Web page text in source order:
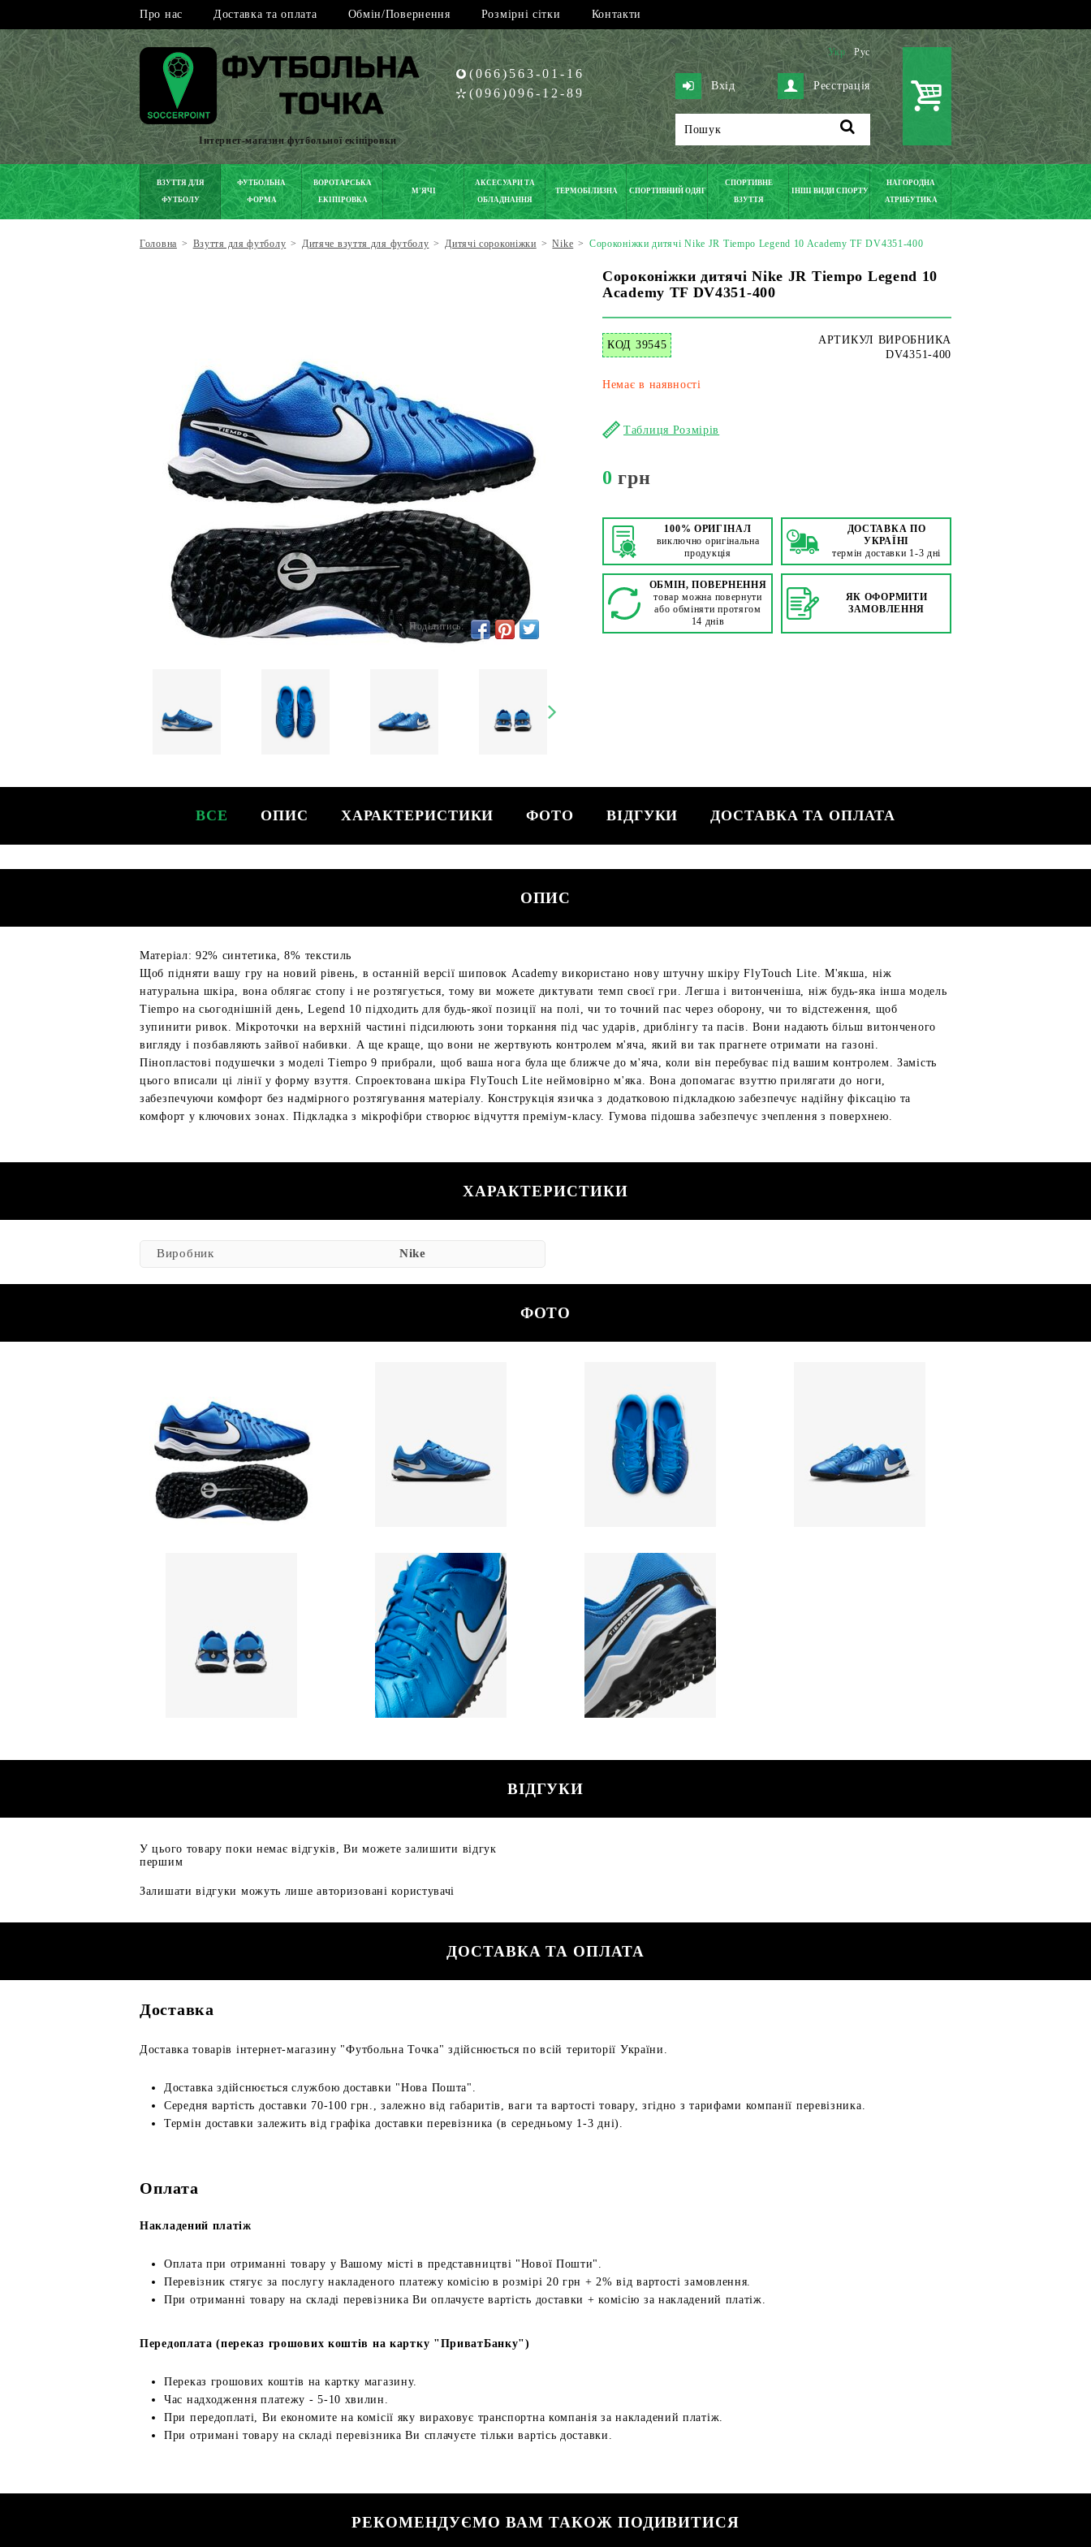
Про нас Доставка та оплата Обмін/Повернення Розмірні сітки Контакти
Інтернет-магазин футбольної екіпіровки
(066)563-01-16
(096)096-12-89
Укр Рус
Вхід Реєстрація
ВЗУТТЯ ДЛЯ
ФУТБОЛУ
ФУТБОЛЬНА
ФОРМА
ВОРОТАРСЬКА
ЕКІПІРОВКА
М'ЯЧІ
АКСЕСУАРИ ТА
ОБЛАДНАННЯ
ТЕРМОБІЛИЗНА СПОРТИВНИЙ ОДЯГ
СПОРТИВНЕ
ВЗУТТЯ
ІНШІ ВИДИ СПОРТУ
НАГОРОДНА
АТРИБУТИКА
Головна > Взуття для футболу > Дитяче взуття для футболу > Дитячі сороконіжки > Nike > Сороконіжки дитячі Nike JR Tiempo Legend 10 Academy TF DV4351-400
Сороконіжки дитячі Nike JR Tiempo Legend 10
Academy TF DV4351-400
КОД 39545
АРТИКУЛ ВИРОБНИКА
DV4351-400
Поділитись:
Немає в наявності
Таблиця Розмірів
0 грн
100% ОРИГІНАЛ
виключно оригінальна
продукція
ДОСТАВКА ПО
УКРАЇНІ
термін доставки 1-3 дні
ОБМІН, ПОВЕРНЕННЯ
товар можна повернути
або обміняти протягом
14 днів
ЯК ОФОРМИТИ
ЗАМОВЛЕННЯ
ВСЕ ОПИС ХАРАКТЕРИСТИКИ ФОТО ВІДГУКИ ДОСТАВКА ТА ОПЛАТА
ОПИС
Матеріал: 92% синтетика, 8% текстиль
Щоб підняти вашу гру на новий рівень, в останній версії шиповок Academy використано нову штучну шкіру FlyTouch Lite. М'якша, ніж
натуральна шкіра, вона облягає стопу і не розтягується, тому ви можете диктувати темп своєї гри. Легша і витонченіша, ніж будь-яка інша модель
Tiempo на сьогоднішній день, Legend 10 підходить для будь-якої позиції на полі, чи то точний пас через оборону, чи то відстеження, щоб
зупинити ривок. Мікроточки на верхній частині підсилюють зони торкання під час ударів, дриблінгу та пасів. Вони надають більш витонченого
вигляду і позбавляють зайвої набивки. А ще краще, що вони не жертвують контролем м'яча, який ви так прагнете отримати на газоні.
Пінопластові подушечки з моделі Tiempo 9 прибрали, щоб ваша нога була ще ближче до м'яча, коли він перебуває під вашим контролем. Замість
цього вписали ці лінії у форму взуття. Спроектована шкіра FlyTouch Lite неймовірно м'яка. Вона допомагає взуттю прилягати до ноги,
забезпечуючи комфорт без надмірного розтягування матеріалу. Конструкція язичка з додатковою підкладкою забезпечує надійну фіксацію та
комфорт у ключових зонах. Підкладка з мікрофібри створює відчуття преміум-класу. Гумова підошва забезпечує зчеплення з поверхнею.
ХАРАКТЕРИСТИКИ
Виробник Nike
ФОТО
ВІДГУКИ
У цього товару поки немає відгуків, Ви можете залишити відгук
першим
Залишати відгуки можуть лише авторизовані користувачі
ДОСТАВКА ТА ОПЛАТА
Доставка
Доставка товарів інтернет-магазину "Футбольна Точка" здійснюється по всій території України.
Доставка здійснюється службою доставки "Нова Пошта".
Середня вартість доставки 70-100 грн., залежно від габаритів, ваги та вартості товару, згідно з тарифами компанії перевізника.
Термін доставки залежить від графіка доставки перевізника (в середньому 1-3 дні).
Оплата
Накладений платіж
Оплата при отриманні товару у Вашому місті в представництві "Нової Пошти".
Перевізник стягує за послугу накладеного платежу комісію в розмірі 20 грн + 2% від вартості замовлення.
При отриманні товару на складі перевізника Ви оплачуєте вартість доставки + комісію за накладений платіж.
Передоплата (переказ грошових коштів на картку "ПриватБанку")
Переказ грошових коштів на картку магазину.
Час надходження платежу - 5-10 хвилин.
При передоплаті, Ви економите на комісії яку вираховує транспортна компанія за накладений платіж.
При отримані товару на складі перевізника Ви сплачуєте тільки вартісь доставки.
РЕКОМЕНДУЄМО ВАМ ТАКОЖ ПОДИВИТИСЯ